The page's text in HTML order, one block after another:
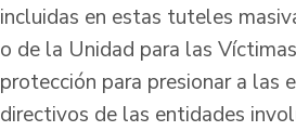
incluidas en estas tuteles
o de la Unidad para las
protección para presionar a las
directivos de las entidades